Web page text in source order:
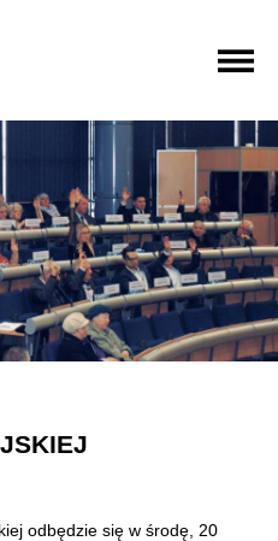
odbędzie się w środę, 20